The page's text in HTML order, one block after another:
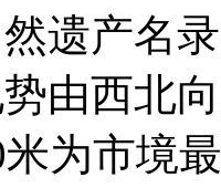
然遗产
由西北
为市境